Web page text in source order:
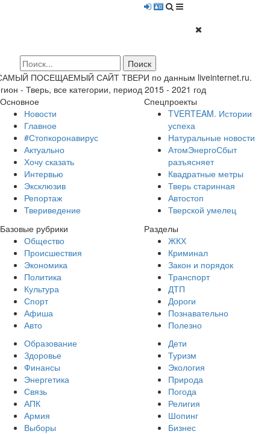
ПОСЕЩАЕМЫЙ САЙТ ТВЕРИ по данным liveinternet.ru.
- Тверь, все категории, период 2015 - 2021 год
Основное
Новости
Главное
#Стопкоронавирус
Актуально
Хочу сказать
Интервью
Эксклюзив
Репортаж
Твериведение
Спецпроекты
TVERTEAM. Истории
успеха
Натуральные новости
АтомЭнергоСбыт
разъясняет
Квадратные метры
Тверь старинная
Автостоп
Тверской умелец
Базовые рубрики
Общество
Происшествия
Экономика
Политика
Культура
Спорт
Афиша
Авто
Разделы
ЖКХ
Криминал
Закон и порядок
Транспорт
ДТП
Дороги
Познавательно
Полезно
Образование
Здоровье
Финансы
Энергетика
Связь
АПК
Армия
Выборы
Дети
Туризм
Экология
Природа
Погода
Религия
Шопинг
Бизнес